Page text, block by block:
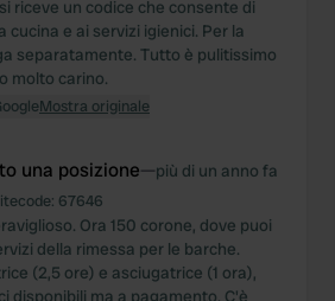
riceve un codice che consente di
cucina e ai servizi igienici. Per la
separatamente. Tutto è pulitissimo
molto carino.
Mostra originale
una posizione—più di un anno fa
67646
Ora 150 corone, dove puoi
della rimessa per le barche.
(2,5 ore) e asciugatrice (1 ora),
disponibili ma a pagamento. C'è